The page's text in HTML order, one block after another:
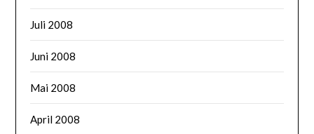
Juli 2008
Juni 2008
Mai 2008
April 2008